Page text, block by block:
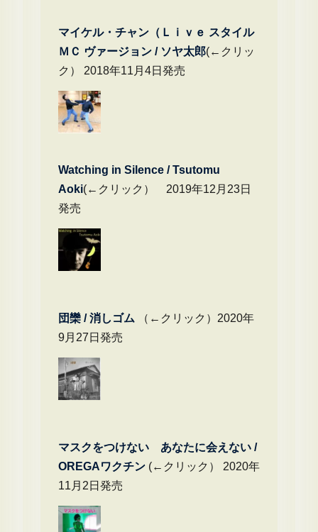
マイケル・チャン（Ｌｉｖｅ スタイル
ＭＣ ヴァージョン / ソヤ太郎(←クリッ
ク） 2018年11月4日発売
Watching in Silence / Tsutomu
Aoki(←クリック） 2019年12月23日
発売
団欒 / 消しゴム （←クリック）2020年
9月27日発売
マスクをつけない あなたに会えない /
OREGAワクチン(←クリック） 2020年
11月2日発売